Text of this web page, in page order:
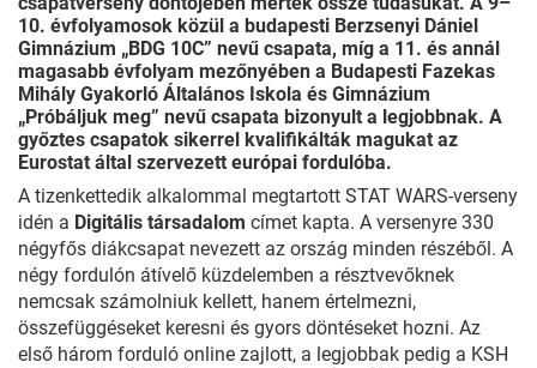
10. évfolyamosok közül a budapesti Berzsenyi Dániel
Gimnázium „BDG 10C” nevű csapata, míg a 11. és annál
magasabb évfolyam mezőnyében a Budapesti Fazekas
Mihály Gyakorló Általános Iskola és Gimnázium
„Próbáljuk meg” nevű csapata bizonyult a legjobbnak. A
győztes csapatok sikerrel kvalifikálták magukat az
Eurostat által szervezett európai fordulóba.
A tizenkettedik alkalommal megtartott STAT WARS-verseny
idén a Digitális társadalom címet kapta. A versenyre 330
négyfős diákcsapat nevezett az ország minden részéből. A
négy fordulón átívelő küzdelemben a résztvevőknek
nemcsak számolniuk kellett, hanem értelmezni,
összefüggéseket keresni és gyors döntéseket hozni. Az
első három forduló online zajlott, a legjobbak pedig a KSH